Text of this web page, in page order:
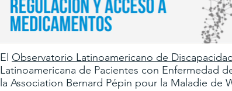
El Observatorio Latinoamericano de
Latinoamericana de Pacientes con Enfermedad
la Association Bernard Pépin pour la Maladie de